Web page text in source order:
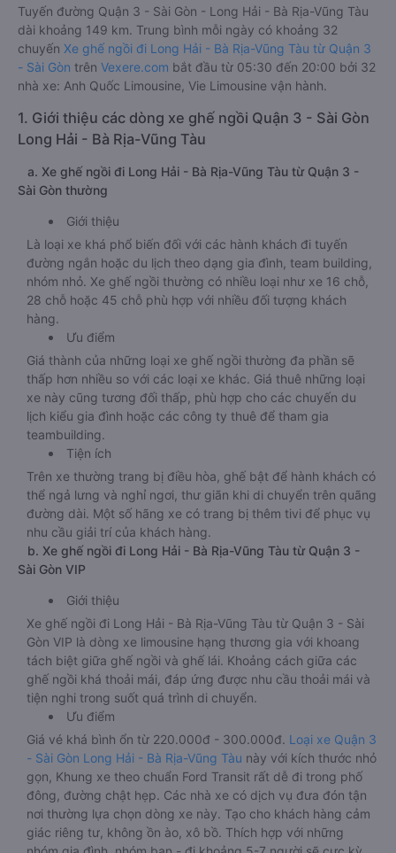
Tuyến đường Quận 3 - Sài Gòn - Long Hải - Bà Rịa-Vũng Tàu
dài khoảng 149 km. Trung bình mỗi ngày có khoảng 32
chuyến Xe ghế ngồi đi Long Hải - Bà Rịa-Vũng Tàu từ Quận 3
- Sài Gòn trên Vexere.com bắt đầu từ 05:30 đến 20:00 bởi 32
nhà xe: Anh Quốc Limousine, Vie Limousine vận hành.
1. Giới thiệu các dòng xe ghế ngồi Quận 3 - Sài Gòn
Long Hải - Bà Rịa-Vũng Tàu
a. Xe ghế ngồi đi Long Hải - Bà Rịa-Vũng Tàu từ Quận 3 -
Sài Gòn thường
Giới thiệu
Là loại xe khá phổ biến đối với các hành khách đi tuyến
đường ngắn hoặc du lịch theo dạng gia đình, team building,
nhóm nhỏ. Xe ghế ngồi thường có nhiều loại như xe 16 chỗ,
28 chỗ hoặc 45 chỗ phù hợp với nhiều đối tượng khách
hàng.
Ưu điểm
Giá thành của những loại xe ghế ngồi thường đa phần sẽ
thấp hơn nhiều so với các loại xe khác. Giá thuê những loại
xe này cũng tương đối thấp, phù hợp cho các chuyến du
lịch kiểu gia đình hoặc các công ty thuê để tham gia
teambuilding.
Tiện ích
Trên xe thường trang bị điều hòa, ghế bật để hành khách có
thể ngả lưng và nghỉ ngơi, thư giãn khi di chuyển trên quãng
đường dài. Một số hãng xe có trang bị thêm tivi để phục vụ
nhu cầu giải trí của khách hàng.
b. Xe ghế ngồi đi Long Hải - Bà Rịa-Vũng Tàu từ Quận 3 -
Sài Gòn VIP
Giới thiệu
Xe ghế ngồi đi Long Hải - Bà Rịa-Vũng Tàu từ Quận 3 - Sài
Gòn VIP là dòng xe limousine hạng thương gia với khoang
tách biệt giữa ghế ngồi và ghế lái. Khoảng cách giữa các
ghế ngồi khá thoải mái, đáp ứng được nhu cầu thoải mái và
tiện nghi trong suốt quá trình di chuyển.
Ưu điểm
Giá vé khá bình ổn từ 220.000đ - 300.000đ. Loại xe Quận 3
- Sài Gòn Long Hải - Bà Rịa-Vũng Tàu này với kích thước nhỏ
gọn, Khung xe theo chuẩn Ford Transit rất dễ đi trong phố
đông, đường chật hẹp. Các nhà xe có dịch vụ đưa đón tận
nơi thường lựa chọn dòng xe này. Tạo cho khách hàng cảm
giác riêng tư, không ồn ào, xô bồ. Thích hợp với những